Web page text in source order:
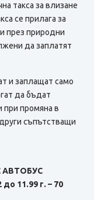
такса за влизане
се прилага за
през природни
да заплатят
и заплащат само
да бъдат
при промяна в
съпътстващи
АВТОБУС
11.99 г. – 70